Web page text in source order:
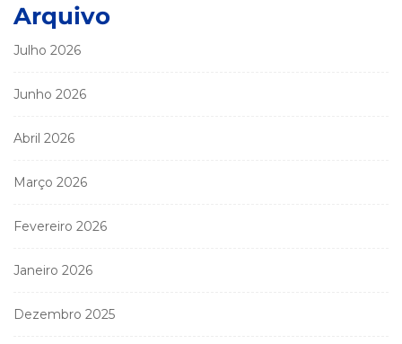
Arquivo
Julho 2026
Junho 2026
Abril 2026
Março 2026
Fevereiro 2026
Janeiro 2026
Dezembro 2025